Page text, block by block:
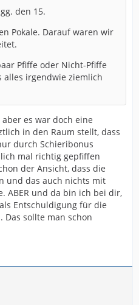
den 15.
Pokale. Darauf waren wir
Pfiffe oder Nicht-Pfiffe
alles irgendwie ziemlich
es war doch eine
in den Raum stellt, dass
durch Schieribonus
mal richtig gepfiffen
der Ansicht, dass die
und das auch nichts mit
ABER und da bin ich bei dir,
Entschuldigung für die
sollte man schon